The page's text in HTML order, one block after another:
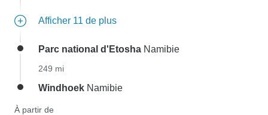
Afficher 11 de plus
Parc national d'Etosha Namibie
249 mi
Windhoek Namibie
À partir de